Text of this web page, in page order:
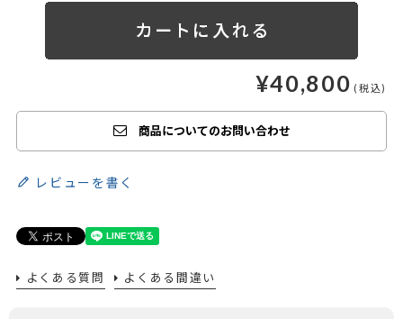
¥40,800
商品についてのお問い合わせ
レビューを書く
よくある質問 よくある間違い